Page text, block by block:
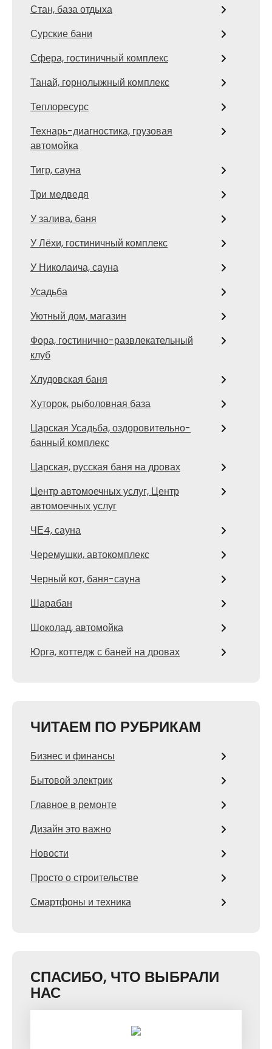
Стан, база отдыха
Сурские бани
Сфера, гостиничный комплекс
Танай, горнолыжный комплекс
Теплоресурс
Технарь-диагностика, грузовая
автомойка
Тигр, сауна
Три медведя
У залива, баня
У Лёхи, гостиничный комплекс
У Николаича, сауна
Усадьба
Уютный дом, магазин
Фора, гостинично-развлекательный
клуб
Хлудовская баня
Хуторок, рыболовная база
Царская Усадьба, оздоровительно-
банный комплекс
Царская, русская баня на дровах
Центр автомоечных услуг, Центр
автомоечных услуг
ЧЕ4, сауна
Черемушки, автокомплекс
Черный кот, баня-сауна
Шарабан
Шоколад, автомойка
Юрга, коттедж с баней на дровах
ЧИТАЕМ ПО РУБРИКАМ
Бизнес и финансы
Бытовой электрик
Главное в ремонте
Дизайн это важно
Новости
Просто о строительстве
Смартфоны и техника
СПАСИБО, ЧТО ВЫБРАЛИ
НАС